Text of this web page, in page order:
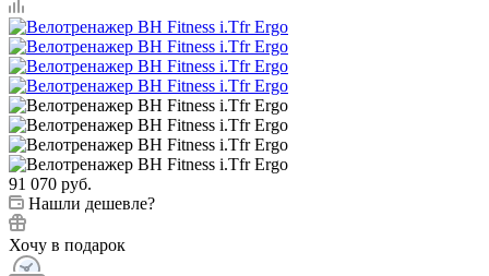
91 070 руб.
Нашли дешевле?
Хочу в подарок